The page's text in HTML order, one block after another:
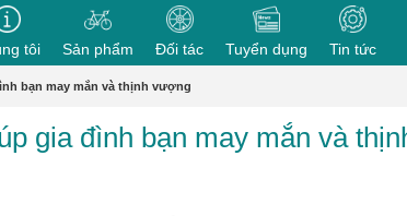
tôi Sản phẩm Đối tác Tuyển dụng Tin tức
bạn may mắn và thịnh vượng
gia đình bạn may mắn và